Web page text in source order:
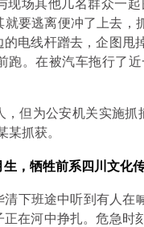
现场其他几名群众一
要逃离便冲了上去
电线杆蹭去，企图
跑。在被汽车拖行了
，但为公安机关实施
某抓获。
生，牺牲前系四川文化
清下班途中听到有人
在河中挣扎。危急